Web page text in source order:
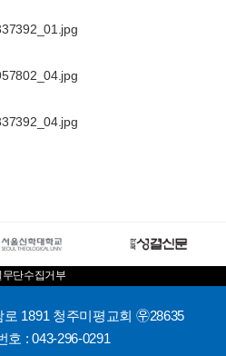
무단수집거부
1891 청주미평교회 ㉾28635
호 : 043-296-0291